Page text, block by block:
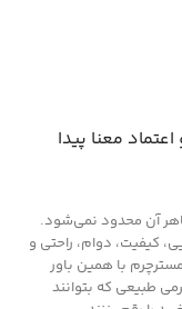
معنا پیدا
آن محدود نمی‌شود.
کیفیت، دوام، راحتی و
با همین باور
طبیعی که بتوانند